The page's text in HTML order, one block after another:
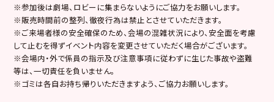
※参加後は劇場、ロビーに集まらないようにご協力をお願いします。
※販売時間前の整列、徹夜行為は禁止とさせていただきます。
※ご来場者様の安全確保のため、会場の混雑状況により、安全面を考慮
して止むを得ずイベント内容を変更させていただく場合がございます。
※会場内・外で係員の指示及び注意事項に従わずに生じた事故や盗難
等は、一切責任を負いません。
※ゴミは各自お持ち帰りいただきますよう、ご協力お願いします。